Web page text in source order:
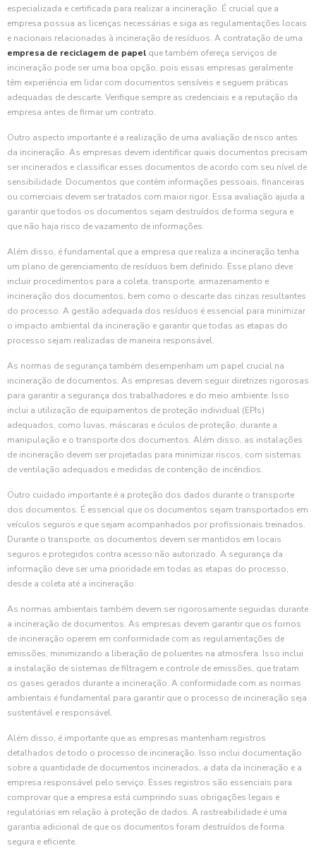
especializada e certificada para realizar a incineração. É crucial que a
empresa possua as licenças necessárias e siga as regulamentações locais
e nacionais relacionadas à incineração de resíduos. A contratação de uma
empresa de reciclagem de papel que também ofereça serviços de
incineração pode ser uma boa opção, pois essas empresas geralmente
têm experiência em lidar com documentos sensíveis e seguem práticas
adequadas de descarte. Verifique sempre as credenciais e a reputação da
empresa antes de firmar um contrato.
Outro aspecto importante é a realização de uma avaliação de risco antes
da incineração. As empresas devem identificar quais documentos precisam
ser incinerados e classificar esses documentos de acordo com seu nível de
sensibilidade. Documentos que contêm informações pessoais, financeiras
ou comerciais devem ser tratados com maior rigor. Essa avaliação ajuda a
garantir que todos os documentos sejam destruídos de forma segura e
que não haja risco de vazamento de informações.
Além disso, é fundamental que a empresa que realiza a incineração tenha
um plano de gerenciamento de resíduos bem definido. Esse plano deve
incluir procedimentos para a coleta, transporte, armazenamento e
incineração dos documentos, bem como o descarte das cinzas resultantes
do processo. A gestão adequada dos resíduos é essencial para minimizar
o impacto ambiental da incineração e garantir que todas as etapas do
processo sejam realizadas de maneira responsável.
As normas de segurança também desempenham um papel crucial na
incineração de documentos. As empresas devem seguir diretrizes rigorosas
para garantir a segurança dos trabalhadores e do meio ambiente. Isso
inclui a utilização de equipamentos de proteção individual (EPIs)
adequados, como luvas, máscaras e óculos de proteção, durante a
manipulação e o transporte dos documentos. Além disso, as instalações
de incineração devem ser projetadas para minimizar riscos, com sistemas
de ventilação adequados e medidas de contenção de incêndios.
Outro cuidado importante é a proteção dos dados durante o transporte
dos documentos. É essencial que os documentos sejam transportados em
veículos seguros e que sejam acompanhados por profissionais treinados.
Durante o transporte, os documentos devem ser mantidos em locais
seguros e protegidos contra acesso não autorizado. A segurança da
informação deve ser uma prioridade em todas as etapas do processo,
desde a coleta até a incineração.
As normas ambientais também devem ser rigorosamente seguidas durante
a incineração de documentos. As empresas devem garantir que os fornos
de incineração operem em conformidade com as regulamentações de
emissões, minimizando a liberação de poluentes na atmosfera. Isso inclui
a instalação de sistemas de filtragem e controle de emissões, que tratam
os gases gerados durante a incineração. A conformidade com as normas
ambientais é fundamental para garantir que o processo de incineração seja
sustentável e responsável.
Além disso, é importante que as empresas mantenham registros
detalhados de todo o processo de incineração. Isso inclui documentação
sobre a quantidade de documentos incinerados, a data da incineração e a
empresa responsável pelo serviço. Esses registros são essenciais para
comprovar que a empresa está cumprindo suas obrigações legais e
regulatórias em relação à proteção de dados. A rastreabilidade é uma
garantia adicional de que os documentos foram destruídos de forma
segura e eficiente.